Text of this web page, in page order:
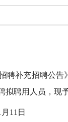
聘补充招聘公告
拟聘用人员，现
月 11 日